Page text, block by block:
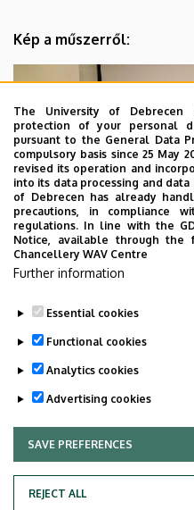
Kép a műszerről:
Last update: 2023. 06. 20. 14:15
Adatvédelem
The University of
protection of your personal
pursuant to the General Data
compulsory basis since 25 May
revised its operation and
into its data processing and
of Debrecen has already
precautions, in compliance
regulations. In line with the
Notice, available through the
Chancellery WAV Centre
Further information
Essential cookies
Functional cookies
Analytics cookies
Advertising cookies
SAVE PREFERENCES
REJECT ALL
WITHDRAW CONSENT